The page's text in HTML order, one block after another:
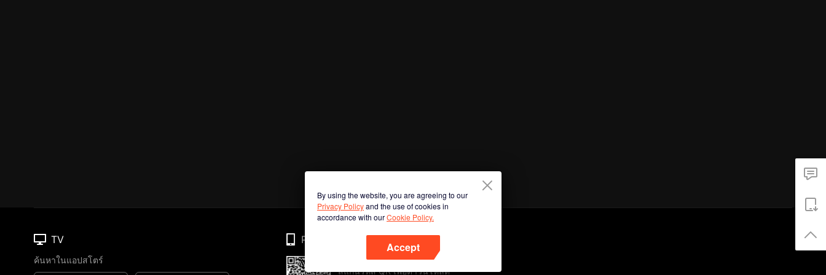
By using the website, you are agreeing to our
Privacy Policyand the use of cookies in
accordance with ourCookie Policy.
Accept
TV
ค้นหาในแอปสโตร์
Phone
สแกนรหัส QR เพื่อดาวน์โหลด